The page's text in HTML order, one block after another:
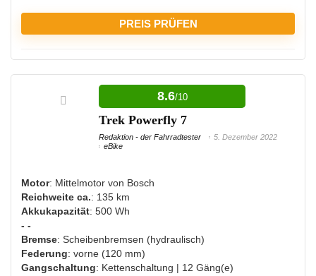
PREIS PRÜFEN
VORTEILE:
Ausreichende Beleuchtung
Bisher keine Nachteile bekannt
8.6/10
Trek Powerfly 7
Redaktion - der Fahrradtester
5. Dezember 2022
eBike
Motor: Mittelmotor von Bosch
Reichweite ca.: 135 km
Akkukapazität: 500 Wh
- -
Bremse: Scheibenbremsen (hydraulisch)
Federung: vorne (120 mm)
Gangschaltung: Kettenschaltung | 12 Gäng(e)